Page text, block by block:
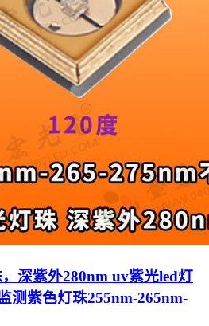
深紫外280nm uv紫光led灯
测紫色灯珠255nm-265nm-